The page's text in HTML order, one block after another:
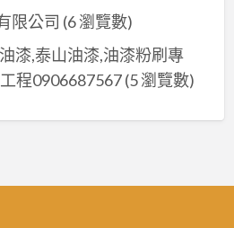
限公司 (6 瀏覽數)
漆,泰山油漆,油漆粉刷專
程0906687567(5 瀏覽數)